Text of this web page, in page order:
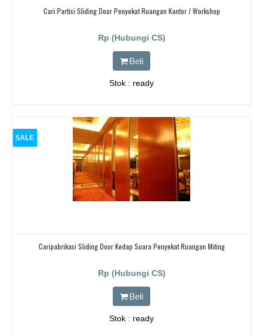
Cari Partisi Sliding Door Penyekat Ruangan Kantor / Workshop
Rp (Hubungi CS)
Beli
Stok : ready
SALE
Caripabrikasi Sliding Door Kedap Suara Penyekat Ruangan Miting
Rp (Hubungi CS)
Beli
Stok : ready